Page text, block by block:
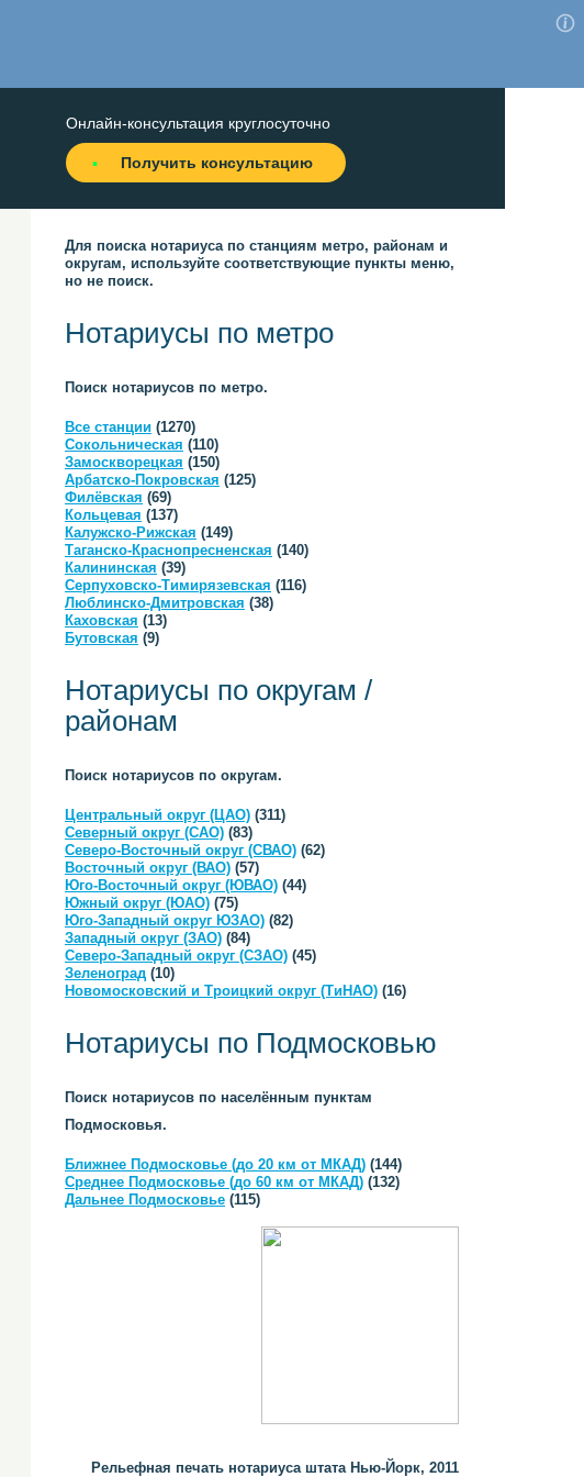
Онлайн-консультация круглосуточно
Получить консультацию
Для поиска нотариуса по станциям метро, районам и
округам, используйте соответствующие пункты меню,
но не поиск.
Нотариусы по метро
Поиск нотариусов по метро.
Все станции (1270)
Сокольническая (110)
Замоскворецкая (150)
Арбатско-Покровская (125)
Филёвская (69)
Кольцевая (137)
Калужско-Рижская (149)
Таганско-Краснопресненская (140)
Калининская (39)
Серпуховско-Тимирязевская (116)
Люблинско-Дмитровская (38)
Каховская (13)
Бутовская (9)
Нотариусы по округам /
районам
Поиск нотариусов по округам.
Центральный округ (ЦАО) (311)
Северный округ (САО) (83)
Северо-Восточный округ (СВАО) (62)
Восточный округ (ВАО) (57)
Юго-Восточный округ (ЮВАО) (44)
Южный округ (ЮАО) (75)
Юго-Западный округ ЮЗАО) (82)
Западный округ (ЗАО) (84)
Северо-Западный округ (СЗАО) (45)
Зеленоград (10)
Новомосковский и Троицкий округ (ТиНАО) (16)
Нотариусы по Подмосковью
Поиск нотариусов по населённым пунктам
Подмосковья.
Ближнее Подмосковье (до 20 км от МКАД) (144)
Среднее Подмосковье (до 60 км от МКАД) (132)
Дальнее Подмосковье (115)
Рельефная печать нотариуса штата Нью-Йорк, 2011